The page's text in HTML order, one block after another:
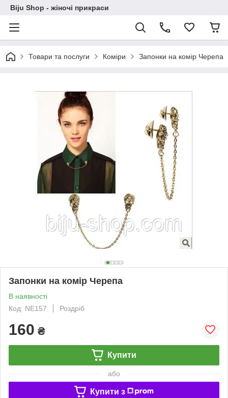
Biju Shop - жіночі прикраси
Товари та послуги Коміри Запонки на комір Черепа
Запонки на комір Черепа
В наявності
Код: NE157
Роздріб
160 ₴
Купити
або
Купити з